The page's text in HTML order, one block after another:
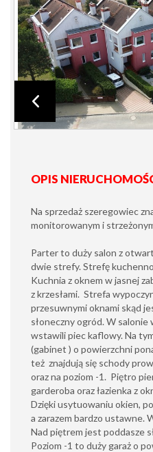
OPIS
Na sprzedaż szeregowiec
monitorowanym i
Parter to duży salon z
dwie strefy. Strefę
Kuchnia z oknem w jasnej
z krzesłami. Strefa
przesuwnymi oknami skąd
słoneczny ogród. W salonie
wstawili piec kaflowy. Na
(gabinet ) o powierzchni
też znajdują się schody
oraz na poziom -1. Piętro
garderoba oraz łazienka z
Dzięki usytuowaniu okien,
a zarazem bardzo ustawne.
Nad piętrem jest poddasze
Poziom -1 to duży garaż o